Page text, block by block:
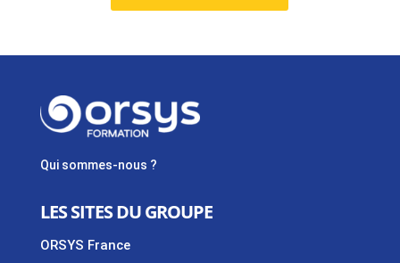
Qui sommes-nous ?
LES SITES DU GROUPE
ORSYS France